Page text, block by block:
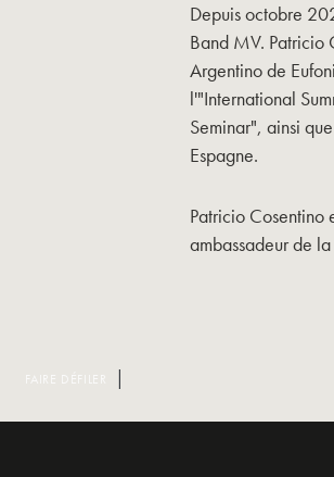
FAIRE DÉFILER
Depuis octobre
Band MV. Patricio
Argentino de
l'"International
Seminar", ainsi
Espagne.
Patricio Cosentino
ambassadeur de